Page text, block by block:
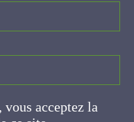
acceptez la